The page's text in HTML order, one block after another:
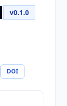
v0.1.0
DOI